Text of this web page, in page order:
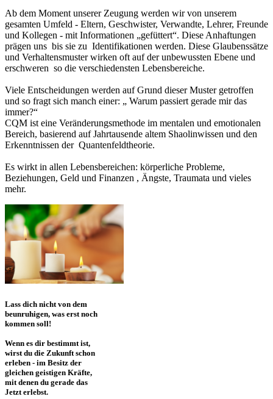
Ab dem Moment unserer Zeugung werden wir von unserem
gesamten Umfeld - Eltern, Geschwister, Verwandte, Lehrer, Freunde
und Kollegen - mit Informationen „gefüttert“. Diese Anhaftungen
prägen uns bis sie zu Identifikationen werden. Diese Glaubenssätze
und Verhaltensmuster wirken oft auf der unbewussten Ebene und
erschweren so die verschiedensten Lebensbereiche.
Viele Entscheidungen werden auf Grund dieser Muster getroffen
und so fragt sich manch einer: „ Warum passiert gerade mir das
immer?“
CQM ist eine Veränderungsmethode im mentalen und emotionalen
Bereich, basierend auf Jahrtausende altem Shaolinwissen und den
Erkenntnissen der Quantenfeldtheorie.
Es wirkt in allen Lebensbereichen: körperliche Probleme,
Beziehungen, Geld und Finanzen , Ängste, Traumata und vieles
mehr.
Lass dich nicht von dem
beunruhigen, was erst noch
kommen soll!
Wenn es dir bestimmt ist,
wirst du die Zukunft schon
erleben - im Besitz der
gleichen geistigen Kräfte,
mit denen du gerade das
Jetzt erlebst.